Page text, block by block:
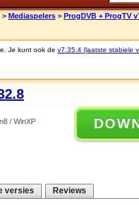
> Mediaspelers > ProgDVB + ProgTV
Je kunt ook de v7.35.4 (laatste stabiele
/ WinXP
versies Reviews